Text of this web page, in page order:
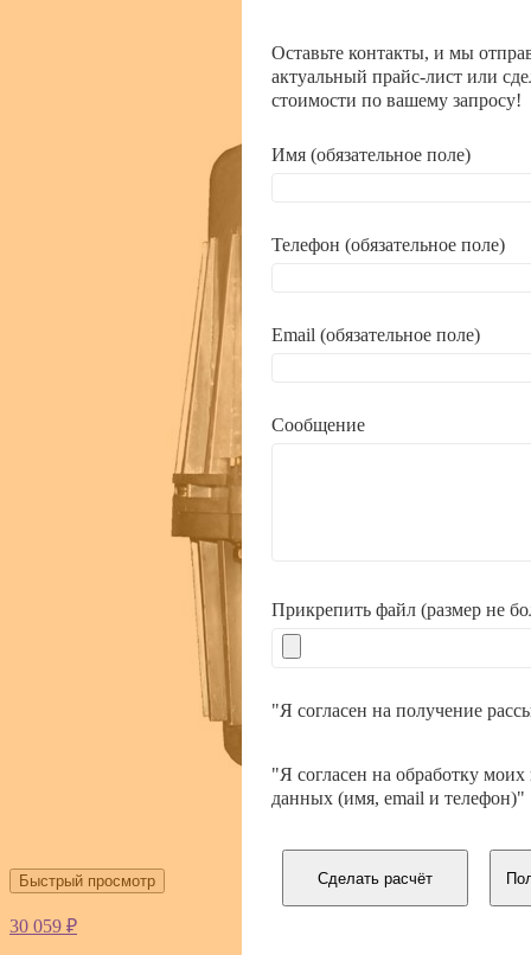
Быстрый просмотр
30 059 ₽
Оставьте контакты, и мы
актуальный прайс-лист или
стоимости по вашему запросу!
Имя (обязательное поле)
Телефон (обязательное поле)
Email (обязательное поле)
Сообщение
Прикрепить файл (размер не
"Я согласен на получение
"Я согласен на обработку
данных (имя, email и телефон)"
Сделать расчёт